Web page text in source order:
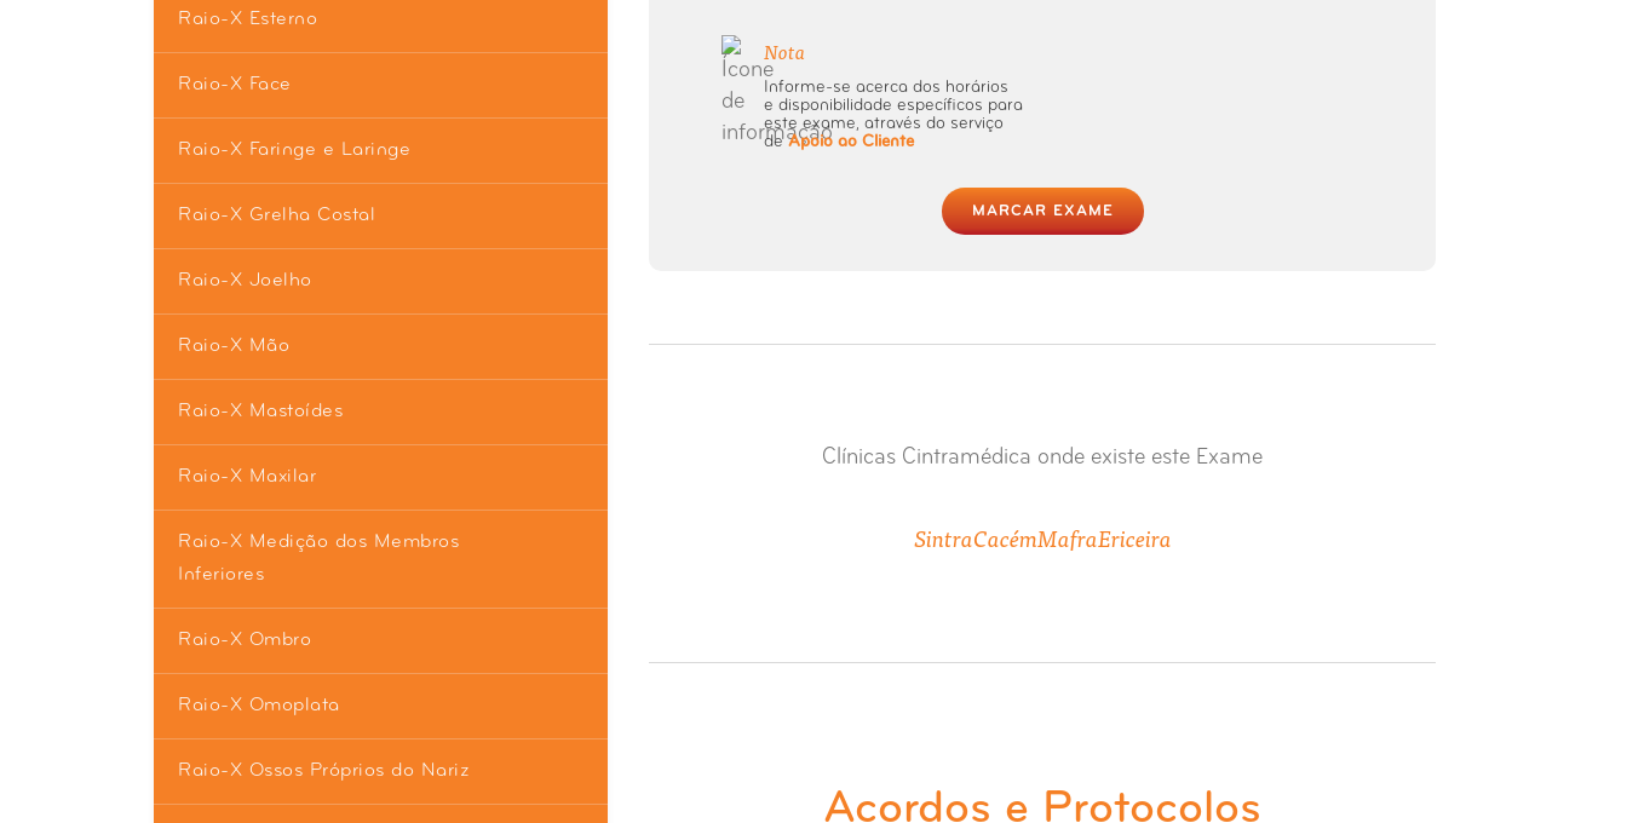
Raio-X Esterno
Raio-X Face
Raio-X Faringe e Laringe
Raio-X Grelha Costal
Raio-X Joelho
Raio-X Mão
Raio-X Mastoídes
Raio-X Maxilar
Raio-X Medição dos Membros
Inferiores
Raio-X Ombro
Raio-X Omoplata
Raio-X Ossos Próprios do Nariz
Nota
Informe-se acerca dos horários
e disponibilidade específicos para
este exame, através do serviço
deApoio ao Cliente
MARCAR EXAME
Clínicas Cintramédica onde existe este Exame
SintraCacémMafraEriceira
Acordos e Protocolos